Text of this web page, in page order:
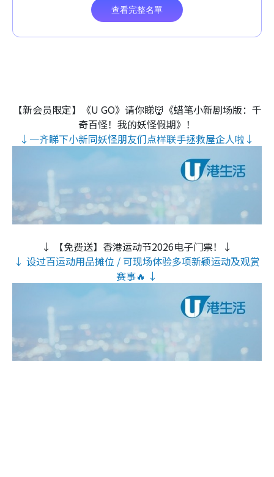
【新会员限定】《U GO》请你睇👹《蜡笔小新剧场版：千
奇百怪！我的妖怪假期》！
↓一齐睇下小新同妖怪朋友们点样联手拯救屋企人啦↓
↓ 【免费送】香港运动节2026电子门票！↓
↓ 设过百运动用品摊位 / 可现场体验多项新颖运动及观赏
赛事🔥 ↓